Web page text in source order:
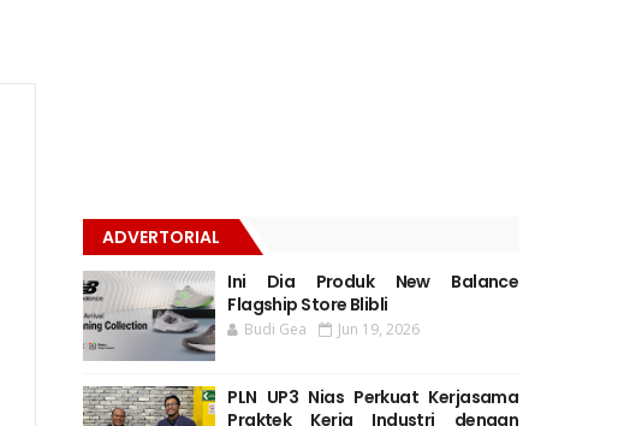
ADVERTORIAL
Ini Dia Produk New Balance
Flagship Store Blibli
Budi Gea Jun 19, 2026
PLN UP3 Nias Perkuat Kerjasama
Praktek Kerja Industri dengan